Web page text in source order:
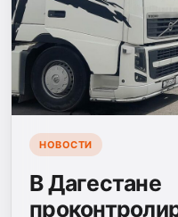
НОВОСТИ
В Дагестане